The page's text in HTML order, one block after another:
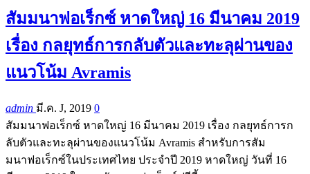
สัมมนาฟอเร็กซ์ หาดใหญ่ 16 มีนาคม 2019
เรื่อง กลยุทธ์การกลับตัวและทะลุผ่านของ
แนวโน้ม Avramis
admin มี.ค. J, 2019 0
สัมมนาฟอเร็กซ์ หาดใหญ่ 16 มีนาคม 2019 เรื่อง กลยุทธ์การก
ลับตัวและทะลุผ่านของแนวโน้ม Avramis สำหรับการสัม
มนาฟอเร็กซ์ในประเทศไทย ประจำปี 2019 หาดใหญ่ วันที่ 16